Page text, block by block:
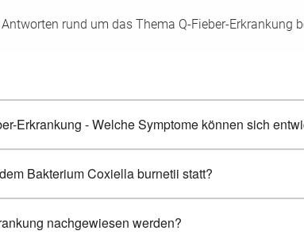
rund um das Thema Q-Fieber-Erkrankung
Erkrankung - Welche Symptome können sich
Bakterium Coxiella burnetii statt?
nachgewiesen werden?